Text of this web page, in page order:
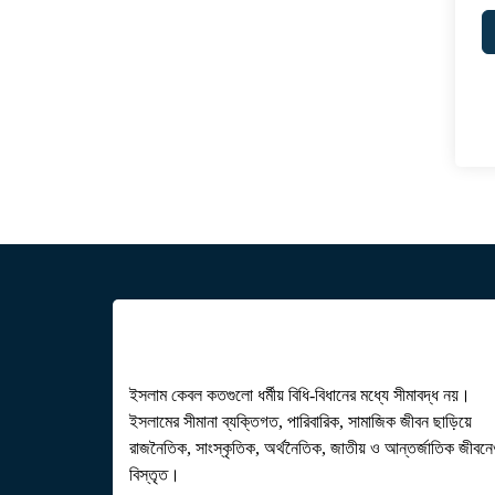
ইসলাম কেবল কতগুলো ধর্মীয় বিধি-বিধানের মধ্যে সীমাবদ্ধ নয়।
ইসলামের সীমানা ব্যক্তিগত, পারিবারিক, সামাজিক জীবন ছাড়িয়ে
রাজনৈতিক, সাংস্কৃতিক, অর্থনৈতিক, জাতীয় ও আন্তর্জাতিক
বিস্তৃত।